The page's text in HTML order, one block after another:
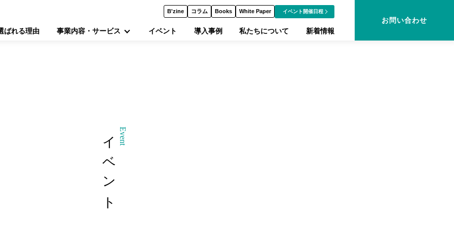
B'zine コラム Books White Paper イベント開催日程
ばれる理由 事業内容・サービス イベント 導入事例 私たちについて 新着情報
お問い合わせ
Event
イベント